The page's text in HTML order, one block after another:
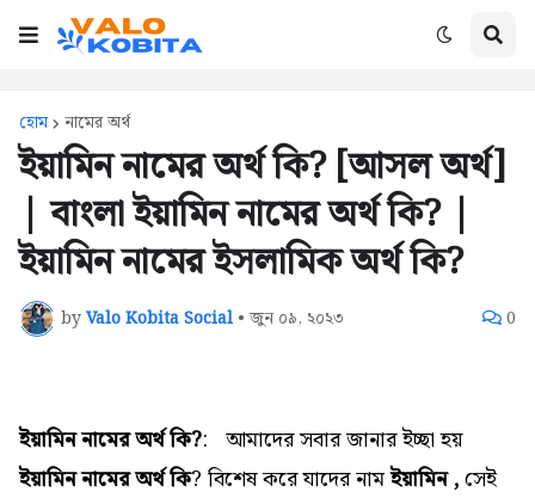
হোম নামের অর্থ
ইয়ামিন নামের অর্থ কি? [আসল অর্থ]
| বাংলা ইয়ামিন নামের অর্থ কি? |
ইয়ামিন নামের ইসলামিক অর্থ কি?
byValo Kobita Social • জুন ০৯, ২০২৩ 0
ইয়ামিন নামের অর্থ কি?: আমাদের সবার জানার ইচ্ছা হয়
ইয়ামিন নামের অর্থ কি? বিশেষ করে যাদের নামইয়ামিন ,সেই